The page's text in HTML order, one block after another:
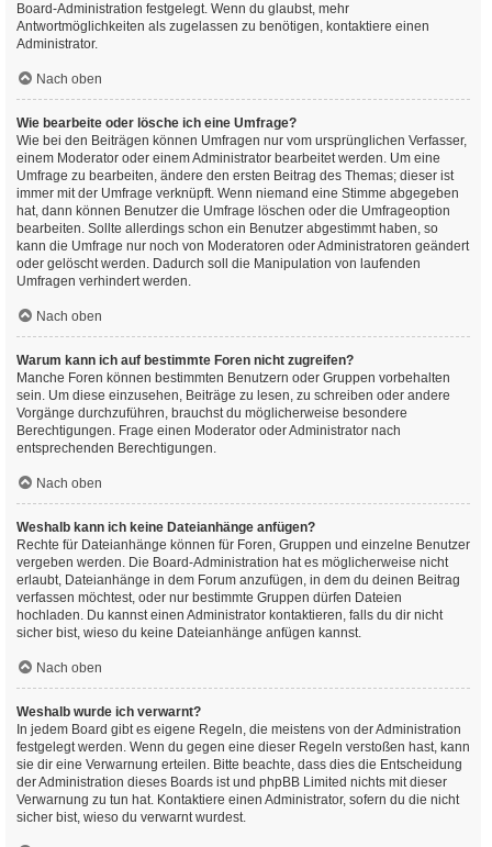
Board-Administration festgelegt. Wenn du glaubst, mehr
Antwortmöglichkeiten als zugelassen zu benötigen, kontaktiere einen
Administrator.
Nach oben
Wie bearbeite oder lösche ich eine Umfrage?
Wie bei den Beiträgen können Umfragen nur vom ursprünglichen Verfasser,
einem Moderator oder einem Administrator bearbeitet werden. Um eine
Umfrage zu bearbeiten, ändere den ersten Beitrag des Themas; dieser ist
immer mit der Umfrage verknüpft. Wenn niemand eine Stimme abgegeben
hat, dann können Benutzer die Umfrage löschen oder die Umfrageoption
bearbeiten. Sollte allerdings schon ein Benutzer abgestimmt haben, so
kann die Umfrage nur noch von Moderatoren oder Administratoren geändert
oder gelöscht werden. Dadurch soll die Manipulation von laufenden
Umfragen verhindert werden.
Nach oben
Warum kann ich auf bestimmte Foren nicht zugreifen?
Manche Foren können bestimmten Benutzern oder Gruppen vorbehalten
sein. Um diese einzusehen, Beiträge zu lesen, zu schreiben oder andere
Vorgänge durchzuführen, brauchst du möglicherweise besondere
Berechtigungen. Frage einen Moderator oder Administrator nach
entsprechenden Berechtigungen.
Nach oben
Weshalb kann ich keine Dateianhänge anfügen?
Rechte für Dateianhänge können für Foren, Gruppen und einzelne Benutzer
vergeben werden. Die Board-Administration hat es möglicherweise nicht
erlaubt, Dateianhänge in dem Forum anzufügen, in dem du deinen Beitrag
verfassen möchtest, oder nur bestimmte Gruppen dürfen Dateien
hochladen. Du kannst einen Administrator kontaktieren, falls du dir nicht
sicher bist, wieso du keine Dateianhänge anfügen kannst.
Nach oben
Weshalb wurde ich verwarnt?
In jedem Board gibt es eigene Regeln, die meistens von der Administration
festgelegt werden. Wenn du gegen eine dieser Regeln verstoßen hast, kann
sie dir eine Verwarnung erteilen. Bitte beachte, dass dies die Entscheidung
der Administration dieses Boards ist und phpBB Limited nichts mit dieser
Verwarnung zu tun hat. Kontaktiere einen Administrator, sofern du die nicht
sicher bist, wieso du verwarnt wurdest.